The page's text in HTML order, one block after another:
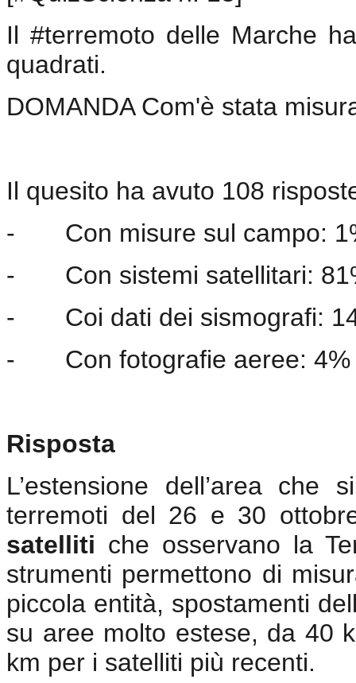
Il #terremoto delle Marche
quadrati.
DOMANDA Com'è stata
Il quesito ha avuto 108
-
Con misure sul campo:
-
Con sistemi satellitari:
-
Coi dati dei sismografi:
-
Con fotografie aeree: 4%
Risposta
L’estensione dell’area
terremoti del 26 e 30
satelliti che osservano la
strumenti permettono di
piccola entità, spostamenti
su aree molto estese, da 40
km per i satelliti più recenti.